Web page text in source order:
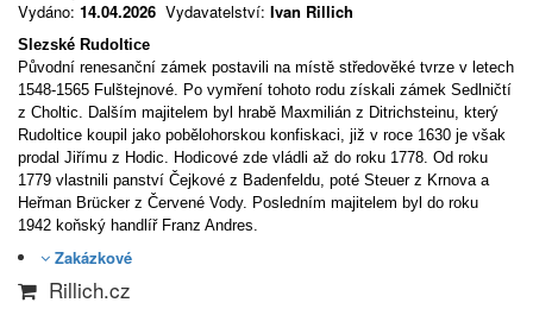
Vydáno: 14.04.2026 Vydavatelství: Ivan Rillich
Slezské Rudoltice
Původní renesanční zámek postavili na místě středověké tvrze v letech
1548-1565 Fulštejnové. Po vymření tohoto rodu získali zámek Sedlničtí
z Choltic. Dalším majitelem byl hrabě Maxmilián z Ditrichsteinu, který
Rudoltice koupil jako pobělohorskou konfiskaci, již v roce 1630 je však
prodal Jiřímu z Hodic. Hodicové zde vládli až do roku 1778. Od roku
1779 vlastnili panství Čejkové z Badenfeldu, poté Steuer z Krnova a
Heřman Brücker z Červené Vody. Posledním majitelem byl do roku
1942 koňský handlíř Franz Andres.
Zakázkové
Rillich.cz